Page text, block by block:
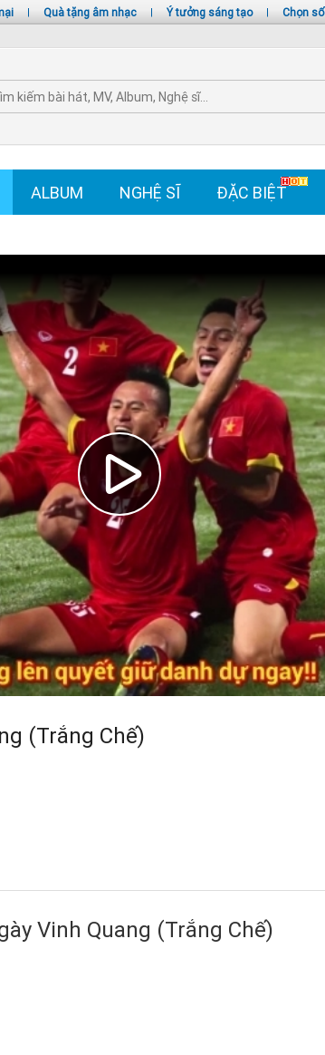
| Quà tặng âm nhạc | Ý tưởng sáng tạo | Chọn số
ALBUM NGHỆ SĨ ĐẶC BIỆT
(Trắng Chế)
Vinh Quang (Trắng Chế)